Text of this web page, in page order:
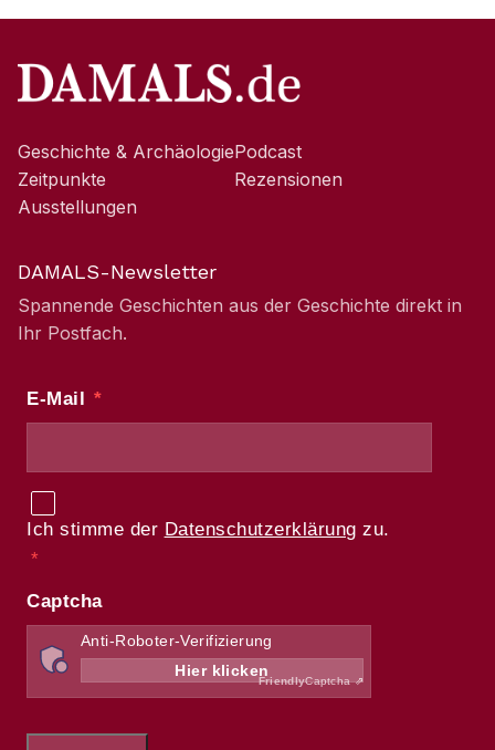
Geschichte & Archäologie
Zeitpunkte
Ausstellungen
Podcast
Rezensionen
DAMALS-Newsletter
Spannende Geschichten aus der Geschichte direkt in
Ihr Postfach.